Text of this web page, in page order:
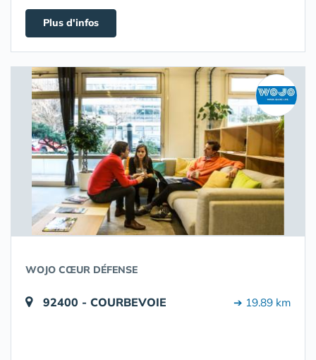
Plus d'infos
WOJO CŒUR DÉFENSE
92400 - COURBEVOIE ➔ 19.89 km